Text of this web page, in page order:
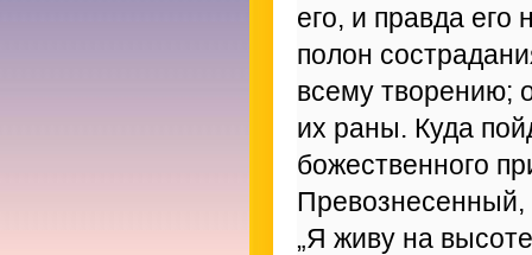
его, и правда его
полон
всему творению;
их раны. Куда
божественного
„Я живу на